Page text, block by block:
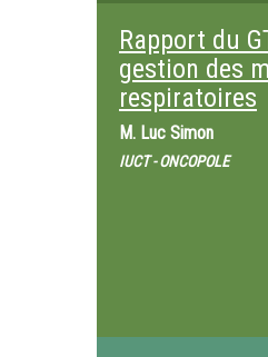
Rapport du
gestion des
respiratoires
M. Luc Simon
IUCT - ONCOPOLE